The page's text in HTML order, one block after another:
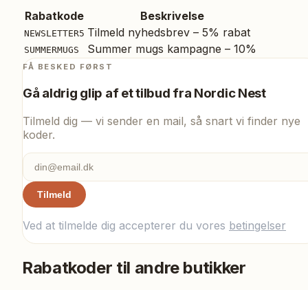
Rabatkode
Beskrivelse
NEWSLETTER5 Tilmeld nyhedsbrev – 5% rabat
SUMMERMUGS Summer mugs kampagne – 10%
FÅ BESKED FØRST
Gå aldrig glip af et tilbud fra Nordic Nest
Tilmeld dig — vi sender en mail, så snart vi finder nye
koder.
Tilmeld
Ved at tilmelde dig accepterer du vores betingelser
Rabatkoder til andre butikker